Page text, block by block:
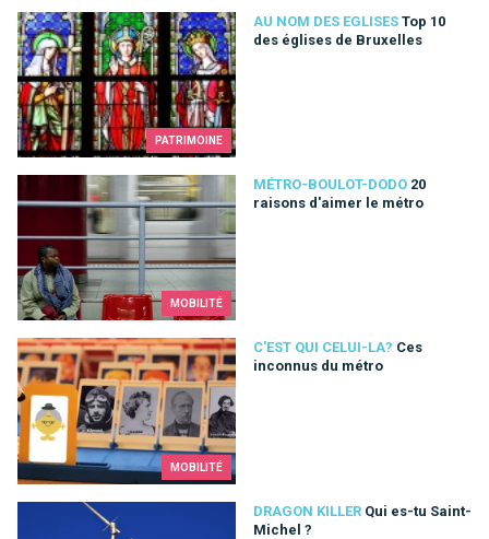
PATRIMOINE
AU NOM DES EGLISES Top 10
des églises de Bruxelles
Top 10 des églises de Bruxelles
MOBILITÉ
MÉTRO-BOULOT-DODO 20
raisons d'aimer le métro
20 raisons d'aimer le métro
MOBILITÉ
C'EST QUI CELUI-LA? Ces
inconnus du métro
Ces inconnus du métro
DRAGON KILLER Qui es-tu Saint-
Michel ?
Qui es-tu Saint-Michel ?